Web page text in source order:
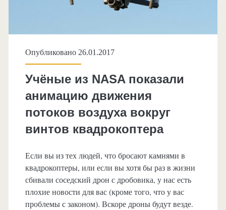
Опубликовано 26.01.2017
Учёные из NASA показали
анимацию движения
потоков воздуха вокруг
винтов квадрокоптера
Если вы из тех людей, что бросают камнями в
квадрокоптеры, или если вы хотя бы раз в жизни
сбивали соседский дрон с дробовика, у нас есть
плохие новости для вас (кроме того, что у вас
проблемы с законом). Вскоре дроны будут везде.